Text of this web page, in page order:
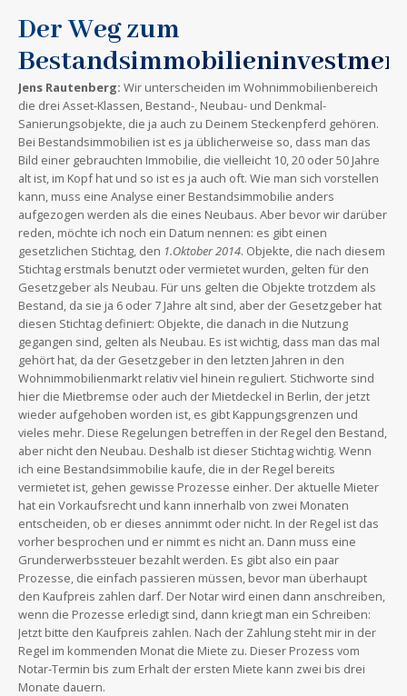
Der Weg zum
Jens Rautenberg: Wir unterscheiden im Wohnimmobilienbereich
die drei Asset-Klassen, Bestand-, Neubau- und Denkmal-
Sanierungsobjekte, die ja auch zu Deinem Steckenpferd gehören.
Bei Bestandsimmobilien ist es ja üblicherweise so, dass man das
Bild einer gebrauchten Immobilie, die vielleicht 10, 20 oder 50 Jahre
alt ist, im Kopf hat und so ist es ja auch oft. Wie man sich vorstellen
kann, muss eine Analyse einer Bestandsimmobilie anders
aufgezogen werden als die eines Neubaus. Aber bevor wir darüber
reden, möchte ich noch ein Datum nennen: es gibt einen
gesetzlichen Stichtag, den 1.Oktober 2014. Objekte, die nach diesem
Stichtag erstmals benutzt oder vermietet wurden, gelten für den
Gesetzgeber als Neubau. Für uns gelten die Objekte trotzdem als
Bestand, da sie ja 6 oder 7 Jahre alt sind, aber der Gesetzgeber hat
diesen Stichtag definiert: Objekte, die danach in die Nutzung
gegangen sind, gelten als Neubau. Es ist wichtig, dass man das mal
gehört hat, da der Gesetzgeber in den letzten Jahren in den
Wohnimmobilienmarkt relativ viel hinein reguliert. Stichworte sind
hier die Mietbremse oder auch der Mietdeckel in Berlin, der jetzt
wieder aufgehoben worden ist, es gibt Kappungsgrenzen und
vieles mehr. Diese Regelungen betreffen in der Regel den Bestand,
aber nicht den Neubau. Deshalb ist dieser Stichtag wichtig. Wenn
ich eine Bestandsimmobilie kaufe, die in der Regel bereits
vermietet ist, gehen gewisse Prozesse einher. Der aktuelle Mieter
hat ein Vorkaufsrecht und kann innerhalb von zwei Monaten
entscheiden, ob er dieses annimmt oder nicht. In der Regel ist das
vorher besprochen und er nimmt es nicht an. Dann muss eine
Grunderwerbssteuer bezahlt werden. Es gibt also ein paar
Prozesse, die einfach passieren müssen, bevor man überhaupt
den Kaufpreis zahlen darf. Der Notar wird einen dann anschreiben,
wenn die Prozesse erledigt sind, dann kriegt man ein Schreiben:
Jetzt bitte den Kaufpreis zahlen. Nach der Zahlung steht mir in der
Regel im kommenden Monat die Miete zu. Dieser Prozess vom
Notar-Termin bis zum Erhalt der ersten Miete kann zwei bis drei
Monate dauern.